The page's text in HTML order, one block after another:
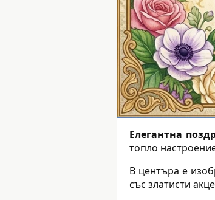
Елегантна
топло
В центъра е
със златисти